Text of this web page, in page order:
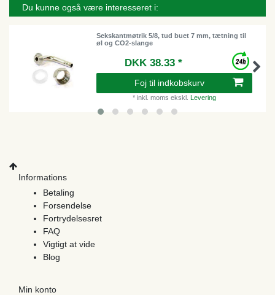
Du kunne også være interesseret i:
Sekskantmøtrik 5/8, tud buet 7 mm, tætning til
øl og CO2-slange
DKK 38.33 *
Foj til indkobskurv
* inkl. moms ekskl. Levering
Informations
Betaling
Forsendelse
Fortrydelsesret
FAQ
Vigtigt at vide
Blog
Min konto